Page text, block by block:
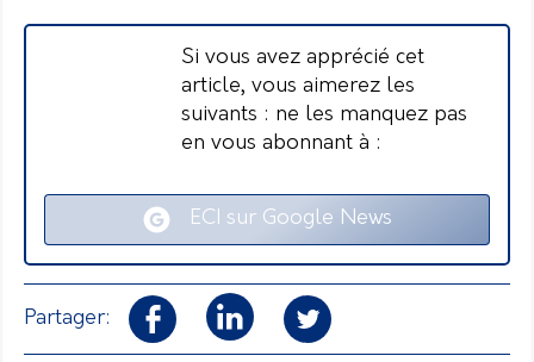
Si vous avez apprécié cet
article, vous aimerez les
suivants : ne les manquez pas
en vous abonnant à :
ECI sur Google News
Partager: